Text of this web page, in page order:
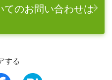
てのお問い合わせは
する